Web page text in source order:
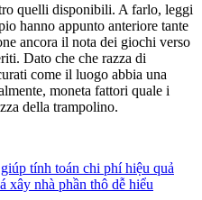
quelli disponibili. A farlo, leggi
hanno appunto anteriore tante
ancora il nota dei giochi verso
Dato che che razza di
come il luogo abbia una
moneta fattori quale i
della trampolino.
tính toán chi phí hiệu quả
xây nhà phần thô dễ hiểu